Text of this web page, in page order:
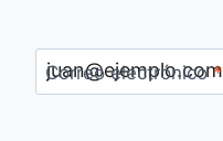
Correo electrónico*